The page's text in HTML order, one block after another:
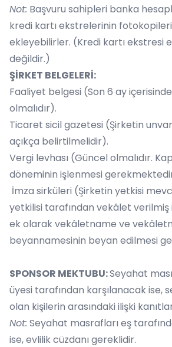
Not: Başvuru sahipleri banka
kredi kartı ekstrelerinin
ekleyebilirler. (Kredi kartı ekstresi
değildir.)
ŞİRKET BELGELERİ:
Faaliyet belgesi (Son 6 ay içerisinde
olmalıdır).
Ticaret sicil gazetesi (Şirketin
açıkça belirtilmelidir).
Vergi levhası (Güncel olmalıdır.
döneminin işlenmesi
İmza sirküleri (Şirketin yetkisi
yetkilisi tarafından vekâlet
ek olarak vekâletname ve
beyannamesinin beyan edilmesi
SPONSOR MEKTUBU:Seyahat
üyesi tarafından karşılanacak ise,
olan kişilerin arasındaki ilişki
Not: Seyahat masrafları eş
ise, evlilik cüzdanı gereklidir.